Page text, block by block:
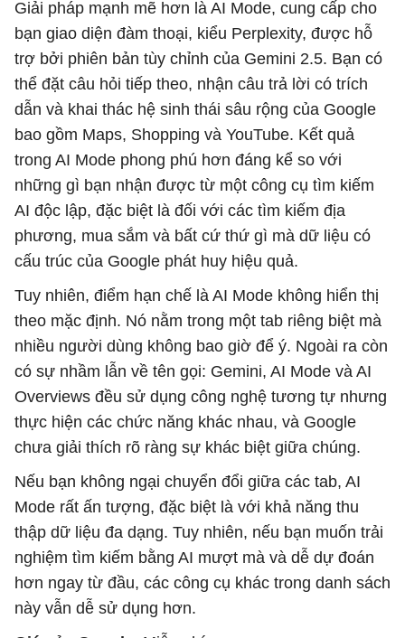
Giải pháp mạnh mẽ hơn là AI Mode, cung cấp cho
bạn giao diện đàm thoại, kiểu Perplexity, được hỗ
trợ bởi phiên bản tùy chỉnh của Gemini 2.5. Bạn có
thể đặt câu hỏi tiếp theo, nhận câu trả lời có trích
dẫn và khai thác hệ sinh thái sâu rộng của Google
bao gồm Maps, Shopping và YouTube. Kết quả
trong AI Mode phong phú hơn đáng kể so với
những gì bạn nhận được từ một công cụ tìm kiếm
AI độc lập, đặc biệt là đối với các tìm kiếm địa
phương, mua sắm và bất cứ thứ gì mà dữ liệu có
cấu trúc của Google phát huy hiệu quả.
Tuy nhiên, điểm hạn chế là AI Mode không hiển thị
theo mặc định. Nó nằm trong một tab riêng biệt mà
nhiều người dùng không bao giờ để ý. Ngoài ra còn
có sự nhầm lẫn về tên gọi: Gemini, AI Mode và AI
Overviews đều sử dụng công nghệ tương tự nhưng
thực hiện các chức năng khác nhau, và Google
chưa giải thích rõ ràng sự khác biệt giữa chúng.
Nếu bạn không ngại chuyển đổi giữa các tab, AI
Mode rất ấn tượng, đặc biệt là với khả năng thu
thập dữ liệu đa dạng. Tuy nhiên, nếu bạn muốn trải
nghiệm tìm kiếm bằng AI mượt mà và dễ dự đoán
hơn ngay từ đầu, các công cụ khác trong danh sách
này vẫn dễ sử dụng hơn.